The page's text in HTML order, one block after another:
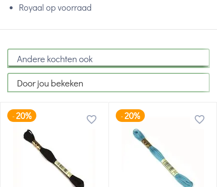
Royaal op voorraad
Andere kochten ook
Door jou bekeken
-20% -20%